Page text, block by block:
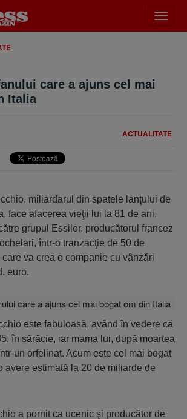
meniu
care a ajuns cel mai
Italia
ACTUALITATE
miliardarul din spatele lanţului de
face afacerea vieţii lui la 81 de ani,
grupul Essilor, producătorul francez
într-o tranzacţie de 50 de
va crea o companie cu vânzări
euro.
este fabuloasă, având în vedere că
în sărăcie, iar mama lui, după moartea
un orfelinat. Acum este cel mai bogat
avere estimată la 20 de miliarde de
a pornit ca ucenic şi producător de